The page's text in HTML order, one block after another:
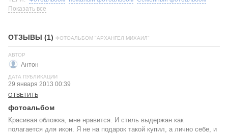
Показать все
ОТЗЫВЫ (1) ФОТОАЛЬБОМ "АРХАНГЕЛ МИХАИЛ"
АВТОР
Антон
ДАТА ПУБЛИКАЦИИ
29 января 2013 00:39
ОТВЕТИТЬ
фотоальбом
Красивая обложка, мне нравится. И стиль выдержан как
полагается для икон. Я не на подарок такой купил, а лично себе, и